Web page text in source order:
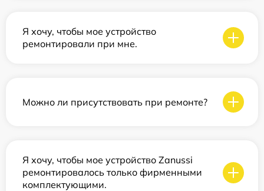
Я хочу, чтобы мое устройство
ремонтировали при мне.
Можно ли присутствовать при ремонте?
Я хочу, чтобы мое устройство Zanussi
ремонтировалось только фирменными
комплектующими.